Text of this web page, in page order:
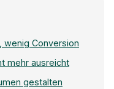
wenig Conversion
mehr ausreicht
gestalten